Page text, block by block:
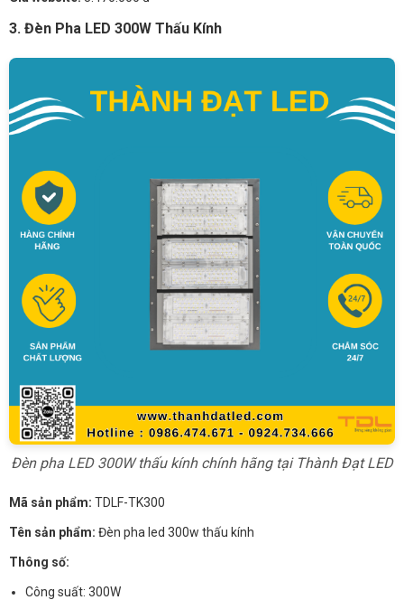
3. Đèn Pha LED 300W Thấu Kính
Đèn pha LED 300W thấu kính chính hãng tại Thành Đạt LED
Mã sản phẩm: TDLF-TK300
Tên sản phẩm: Đèn pha led 300w thấu kính
Thông số:
Công suất: 300W